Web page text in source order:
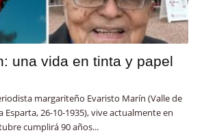
una vida en tinta y papel
margariteño Evaristo Marín (Valle de
Esparta, 26-10-1935), vive actualmente en
cumplirá 90 años...